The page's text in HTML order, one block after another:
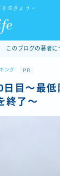
生きよう～
このブログの著者に
ング PR
日目〜最低
終了〜